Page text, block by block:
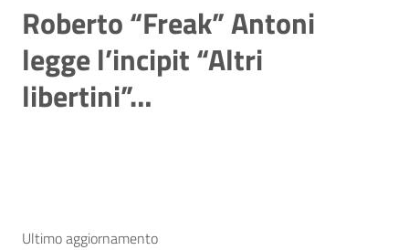
Roberto “Freak” Antoni
legge l’incipit “Altri
libertini”…
Ultimo aggiornamento